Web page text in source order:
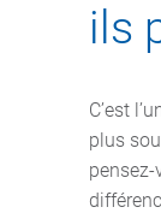
ils
C’est
plus